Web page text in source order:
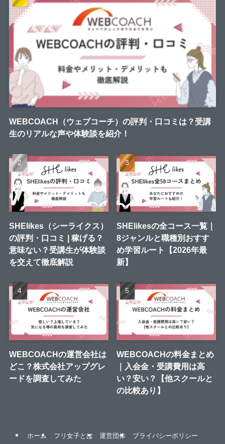
WEBCOACH（ウェブコーチ）の評判・口コミは？受講
生のリアルな声や体験談を紹介！
SHElikes（シーライクス）
の評判・口コミ | 稼げる？
意味ない？受講生が体験談
を交えて徹底解説
SHElikesの全コース一覧｜
8ジャンルと職種別おすす
め学習ルート【2026年最
新】
WEBCOACHの運営会社は
どこ？株式会社アップグレ
ードを調査してみた
WEBCOACHの料金まとめ
｜入会金・受講費用は高
い？安い？【他スクールと
の比較あり】
ホーム フリ女子とは 運営団体 プライバシーポリシー